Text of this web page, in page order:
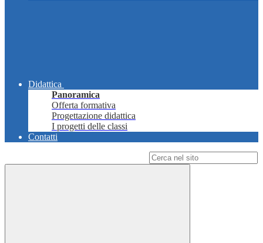
Didattica
Panoramica
Offerta formativa
Progettazione didattica
I progetti delle classi
Contatti